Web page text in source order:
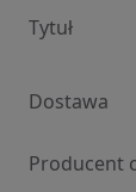
Tytuł
Dostawa
Producent